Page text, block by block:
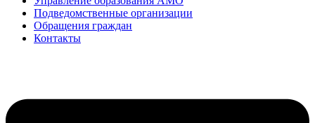
Подведомственные организации
Обращения граждан
Контакты